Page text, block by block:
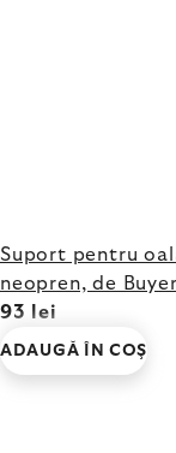
Suport pentru
neopren, de Buyer
93 lei
ADAUGĂ ÎN COŞ